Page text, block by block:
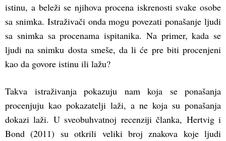
istinu, a beleži se njihova procena iskrenosti svake osobe
sa snimka. Istraživači onda mogu povezati ponašanje ljudi
sa snimka sa procenama ispitanika. Na primer, kada se
ljudi na snimku dosta smeše, da li će pre biti procenjeni
kao da govore istinu ili lažu?
Takva istraživanja pokazuju nam koja se ponašanja
procenjuju kao pokazatelji laži, a ne koja su ponašanja
dokazi laži. U sveobuhvatnoj recenziji članka, Hertvig i
Bond (2011) su otkrili veliki broj znakova koje ljudi